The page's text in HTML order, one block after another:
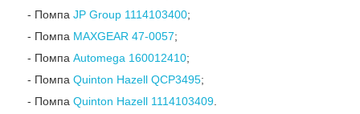
- Помпа JP Group 1114103400;
- Помпа MAXGEAR 47-0057;
- Помпа Automega 160012410;
- Помпа Quinton Hazell QCP3495;
- Помпа Quinton Hazell 1114103409